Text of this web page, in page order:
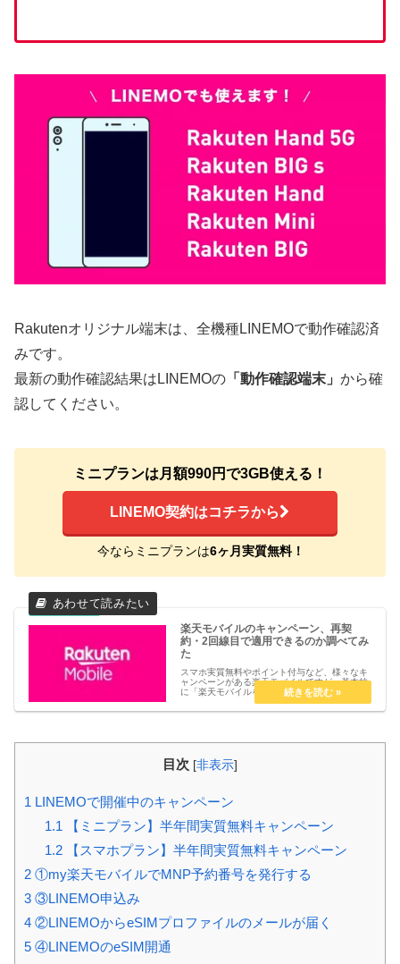
Rakutenオリジナル端末は、全機種LINEMOで動作確認済
みです。
最新の動作確認結果はLINEMOの 「動作確認端末」 から確
認してください。
ミニプランは月額990円で3GB使える！
LINEMO契約はコチラから
今ならミニプランは6ヶ月実質無料！
楽天モバイルのキャンペーン、再契
約・2回線目で適用できるのか調べてみ
た
スマホ実質無料やポイント付与など、様々なキ
ャンペーンがある楽天モバイルですが、基本的
に「楽天モバイルを初めて契約する人」のみキ
ャンペーンが適用されます。一度解約し、同じ
名義で再度契約した際にも適用されるキャンペ
目次 [非表示]
1 LINEMOで開催中のキャンペーン
1.1 【ミニプラン】半年間実質無料キャンペーン
1.2【スマホプラン】半年間実質無料キャンペーン
2 ①my楽天モバイルでMNP予約番号を発行する
3 ③LINEMO申込み
4 ②LINEMOからeSIMプロファイルのメールが届く
5 ④LINEMOのeSIM開通